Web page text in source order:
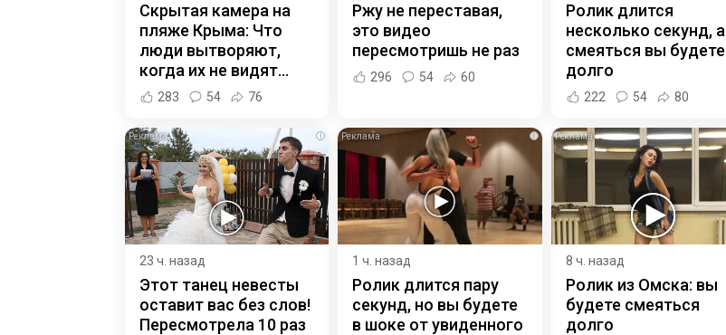
Скрытая камера на
пляже Крыма: Что
люди вытворяют,
когда их не видят...
283 54 76
Ржу не переставая,
это видео
пересмотришь не раз
296 54 60
Ролик длится
несколько секунд, а
смеяться вы будете
долго
222 54 80
i
23 ч. назад
Этот танец невесты
оставит вас без слов!
Пересмотрела 10 раз
i
1 ч. назад
Ролик длится пару
секунд, но вы будете
в шоке от увиденного
8 ч. назад
Ролик из Омска: вы
будете смеяться
долго